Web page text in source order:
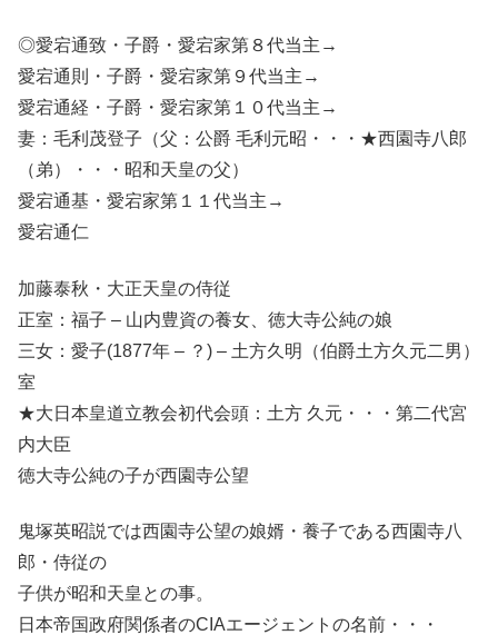
◎愛宕通致・子爵・愛宕家第８代当主→
愛宕通則・子爵・愛宕家第９代当主→
愛宕通経・子爵・愛宕家第１０代当主→
妻：毛利茂登子（父：公爵 毛利元昭・・・★西園寺八郎
（弟）・・・昭和天皇の父）
愛宕通基・愛宕家第１１代当主→
愛宕通仁
加藤泰秋・大正天皇の侍従
正室：福子 – 山内豊資の養女、徳大寺公純の娘
三女：愛子(1877年 – ？) – 土方久明（伯爵土方久元二男）
室
★大日本皇道立教会初代会頭：土方 久元・・・第二代宮
内大臣
徳大寺公純の子が西園寺公望
鬼塚英昭説では西園寺公望の娘婿・養子である西園寺八
郎・侍従の
子供が昭和天皇との事。
日本帝国政府関係者のCIAエージェントの名前・・・